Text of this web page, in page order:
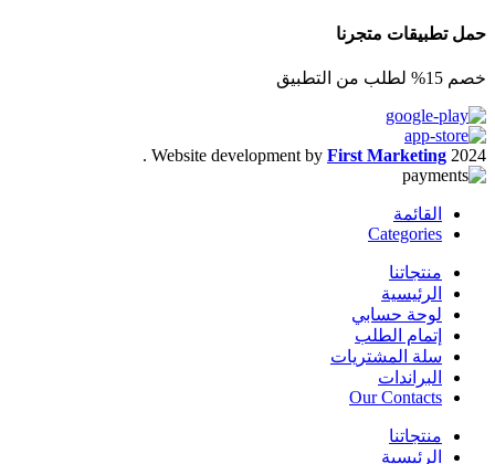
حمل تطبيقات متجرنا
خصم 15% لطلب من التطبيق
Website development by First Marketing 2024
.
القائمة
Categories
منتجاتنا
الرئيسية
لوحة حسابي
إتمام الطلب
سلة المشتريات
البراندات
Our Contacts
منتجاتنا
الرئيسية